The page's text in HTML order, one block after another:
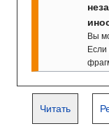
Вы
Читать